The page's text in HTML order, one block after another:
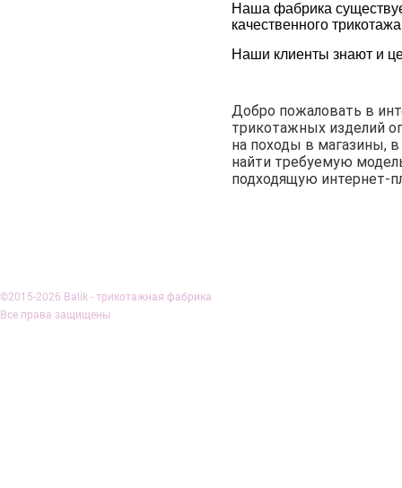
Наша фабрика
качественного
Наши клиенты знают и
Добро пожаловать в
трикотажных изделий
на походы в магазины,
найти требуемую
подходящую интернет-
©2015-2026 Balik - трикотажная фабрика
Все права защищены